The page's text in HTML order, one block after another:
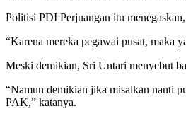
Politisi PDI Perjuangan itu
“Karena mereka pegawai pusat, maka
Meski demikian, Sri Untari menyebut
“Namun demikian jika misalkan nanti
PAK,” katanya.